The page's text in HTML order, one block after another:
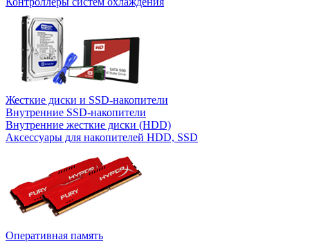
Жесткие диски и SSD-накопители
Внутренние SSD-накопители
Внутренние жесткие диски (HDD)
Аксессуары для накопителей HDD, SSD
Оперативная память